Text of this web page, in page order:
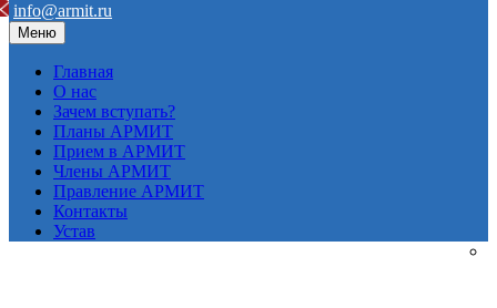
info@armit.ru
Меню
Главная
О нас
Зачем вступать?
Планы АРМИТ
Прием в АРМИТ
Члены АРМИТ
Правление АРМИТ
Контакты
Устав